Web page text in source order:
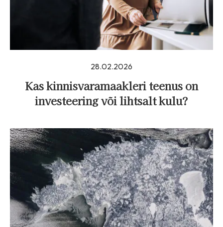
28.02.2026
Kas kinnisvaramaakleri teenus on
investeering või lihtsalt kulu?